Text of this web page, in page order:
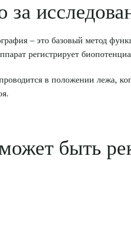
за
– это базовый метод
регистрирует
в положении лежа,
быть